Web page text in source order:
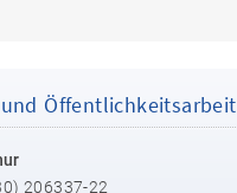
Öffentlichkeitsarbeit
206337-22